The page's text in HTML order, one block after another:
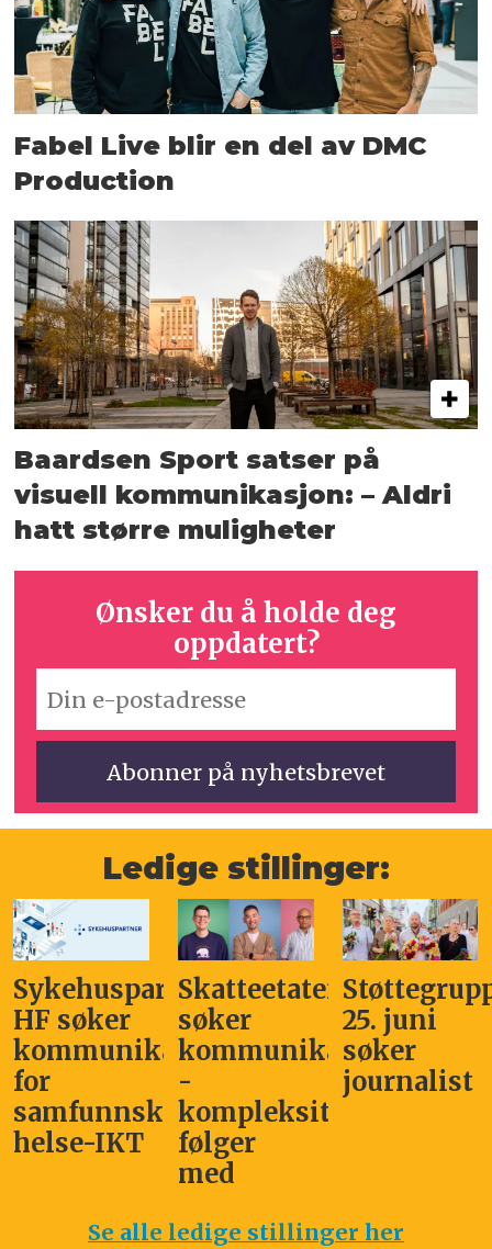
Fabel Live blir en del av DMC
Production
Baardsen Sport satser på
visuell kommunikasjon: – Aldri
hatt større muligheter
Ønsker du å holde deg
oppdatert?
Ledige stillinger:
Sykehuspartner
HF søker
kommunikasjonssjef
for
samfunnskritisk
helse-IKT
Skatteetaten
søker
kommunikasjonsleder
-
kompleksitet
følger
med
25. juni
søker
journalist
Se alle ledige stillinger her